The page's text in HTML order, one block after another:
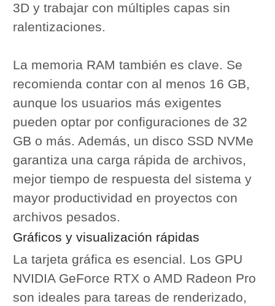
3D y trabajar con múltiples capas sin
ralentizaciones.
La memoria RAM también es clave. Se
recomienda contar con al menos 16 GB,
aunque los usuarios más exigentes
pueden optar por configuraciones de 32
GB o más. Además, un disco SSD NVMe
garantiza una carga rápida de archivos,
mejor tiempo de respuesta del sistema y
mayor productividad en proyectos con
archivos pesados.
Gráficos y visualización rápidas
La tarjeta gráfica es esencial. Los GPU
NVIDIA GeForce RTX o AMD Radeon Pro
son ideales para tareas de renderizado,